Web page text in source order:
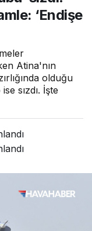
hamle:
ediyoruz’
‘Endişe
Atina'nın
olduğu
sızdı. İşte